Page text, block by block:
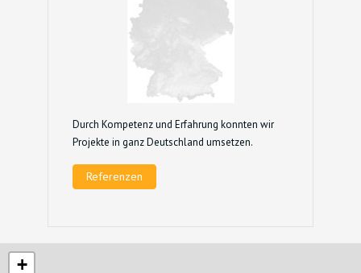
Durch Kompetenz und Erfahrung konnten wir
Projekte in ganz Deutschland umsetzen.
Referenzen
+